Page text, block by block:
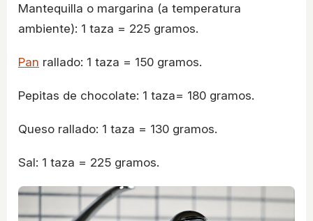
Mantequilla o margarina (a temperatura
ambiente): 1 taza = 225 gramos.
Pan rallado: 1 taza = 150 gramos.
Pepitas de chocolate: 1 taza= 180 gramos.
Queso rallado: 1 taza = 130 gramos.
Sal: 1 taza = 225 gramos.